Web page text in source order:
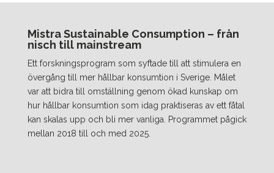
Mistra Sustainable Consumption – från
nisch till mainstream
Ett forskningsprogram som syftade till att stimulera en
övergång till mer hållbar konsumtion i Sverige. Målet
var att bidra till omställning genom ökad kunskap om
hur hållbar konsumtion som idag praktiseras av ett fåtal
kan skalas upp och bli mer vanliga. Programmet pågick
mellan 2018 till och med 2025.